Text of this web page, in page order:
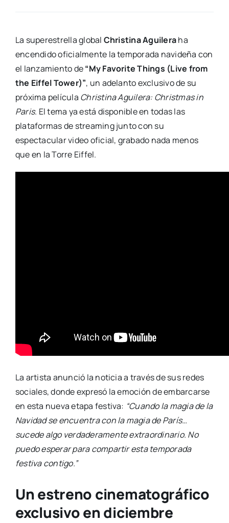
La superestrella global Christina Aguileraha
encendido oficialmente la temporada navideña con
el lanzamiento de“My Favorite Things (Live from
the Eiffel Tower)”, un adelanto exclusivo de su
próxima película Christina Aguilera: Christmas in
Paris. El tema ya está disponible en todas las
plataformas de streaming junto con su
espectacular video oficial, grabado nada menos
que en la Torre Eiffel.
La artista anunció la noticia a través de sus redes
sociales, donde expresó la emoción de embarcarse
en esta nueva etapa festiva: “Cuando la magia de la
Navidad se encuentra con la magia de París…
sucede algo verdaderamente extraordinario. No
puedo esperar para compartir esta temporada
festiva contigo.”
Un estreno cinematográfico
exclusivo en diciembre